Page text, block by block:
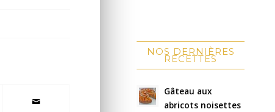
NOS DERNIÈRES
RECETTES
Gâteau aux
abricots noisettes